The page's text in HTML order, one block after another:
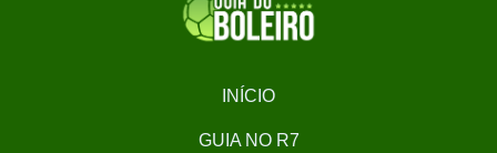
INÍCIO
GUIA NO R7